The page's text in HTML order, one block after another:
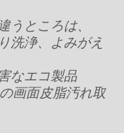
うところは、
洗浄、よみがえ
なエコ製品
画面皮脂汚れ取